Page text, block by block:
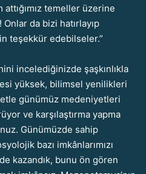
temeller üzerine
da bizi hatırlayıp
teşekkür edebilseler.”
incelediğinizde şaşkınlıkla
yüksek, bilimsel yenilikleri
günümüz medeniyetleri
ve karşılaştırma yapma
Günümüzde sahip
bazı imkânlarımızı
kazandık, bunu ön gören